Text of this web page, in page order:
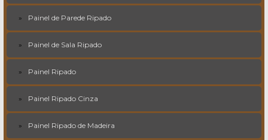
Painel de Parede Ripado
Painel de Sala Ripado
Painel Ripado
Painel Ripado Cinza
Painel Ripado de Madeira